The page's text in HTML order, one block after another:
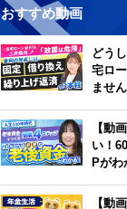
おすすめ動画
どう
宅ロ
ませ
【動
い！
Pがわ
【動